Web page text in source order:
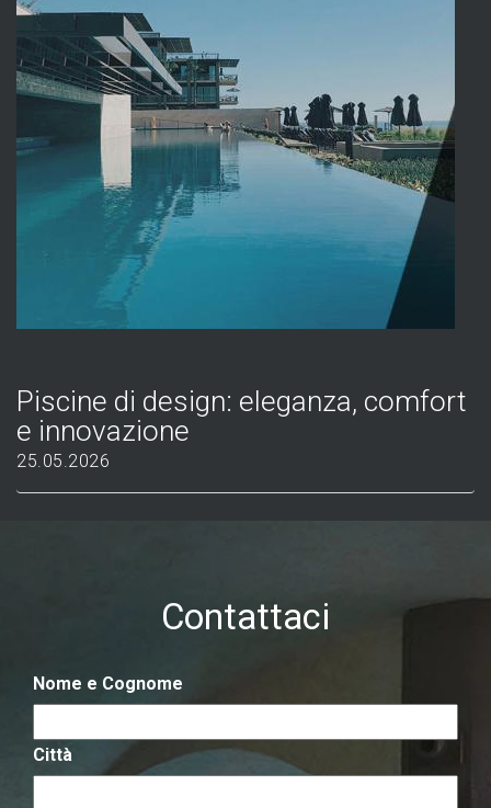
Piscine di design: eleganza, comfort
e innovazione
25.05.2026
Contattaci
Nome e Cognome
Città